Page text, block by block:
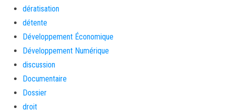
dératisation
détente
Développement Économique
Développement Numérique
discussion
Documentaire
Dossier
droit